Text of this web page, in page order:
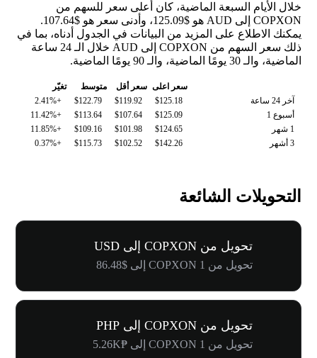
خلال الأيام السبعة الماضية، كان أعلى سعر للسهم من
COPXON إلى AUD هو $125.09، وأدنى سعر هو $107.64.
يمكنك الاطلاع على المزيد من البيانات في الجدول أدناه، بما في
ذلك سعر السهم من COPXON إلى AUD خلال الـ 24 ساعة
الماضية، والـ 30 يومًا الماضية، والـ 90 يومًا الماضية.
سعر اعلى سعر أقل متوسط
تغيّر
آخر 24 ساعة
$125.18
$119.92
$122.79
+2.41%
أسبوع 1
$125.09
$107.64
$113.64
+11.42%
1 شهر
$124.65
$101.98
$109.16
+11.85%
3 أشهر
$142.26
$102.52
$115.73
+0.37%
التحويلات الشائعة
تحويل من COPXON إلى USD
تحويل من 1 COPXON إلى $86.48
تحويل من COPXON إلى PHP
تحويل من 1 COPXON إلى ₱5.26K